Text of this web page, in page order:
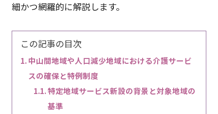
細かつ網羅的に解説します。
この記事の目次
中山間地域や人口減少地域における介護サービ
スの確保と特例制度
特定地域サービス新設の背景と対象地域の
基準